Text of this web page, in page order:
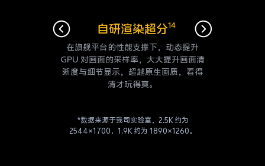
自研渲染超分14
在旗舰平台的性能支撑下，动态提升
GPU 对画面的采样率，大大提升画面清
晰度与细 节显示，超越原生画质，看得
清才玩得爽。
*数据来源于我司实验室，2.5K 约为
2544×1700，1.9K 约为 1890×1260。
Monster+ 模式15
在磁吸散热背夹加持下，平板开启
「Monster+ 模式」，
充分发挥芯片算
力，为超高负载游戏场景提供保障，持
稳帧，尽享巅峰时刻。
Monster+ 模式」
联动「自研渲染超分」17
Monster+ 模式下，渲染超分进一步升
挡，《国民级 FPS 射击类手游》支持渲
2.8K*，《开放世界手游》支
更丝滑。
游戏光追
优化游戏光影效果，视效沉浸感拉满，
更有《暗区突围》PC 级实时光追，还原
真实竞技场景，畅玩无阻。